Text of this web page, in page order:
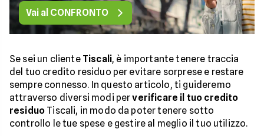
Vai al CONFRONTO
Se sei un cliente Tiscali, è importante tenere traccia
del tuo credito residuo per evitare sorprese e restare
sempre connesso. In questo articolo, ti guideremo
attraverso diversi modi perverificare il tuo credito
residuo Tiscali, in modo da poter tenere sotto
controllo le tue spese e gestire al meglio il tuo utilizzo.